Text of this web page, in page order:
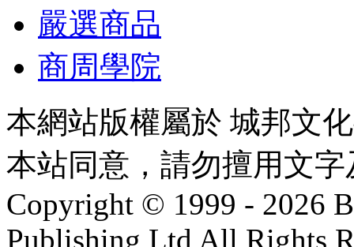
嚴選商品
商周學院
本網站版權屬於 城邦文
本站同意，請勿擅用文
Copyright © 1999 - 2026
Publishing Ltd All Rights